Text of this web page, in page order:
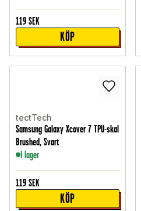
119 SEK
KÖP
tectTech
Samsung Galaxy Xcover 7 TPU-skal
Brushed, Svart
I lager
119 SEK
KÖP